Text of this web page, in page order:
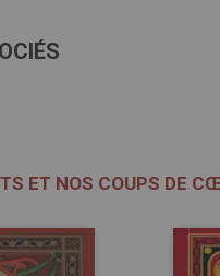
ET NOS COUPS DE